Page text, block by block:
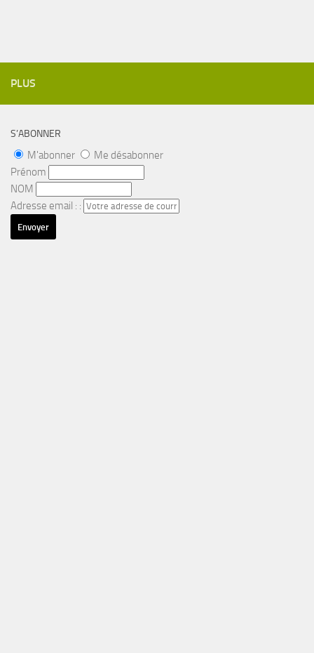
PLUS
S’ABONNER
M'abonner
Me désabonner
Prénom
NOM
Adresse email : :